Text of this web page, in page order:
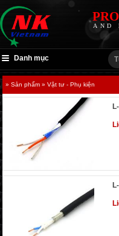
PRO
AND
Danh mục
» Sản phẩm » Vật tư - Phụ kiện